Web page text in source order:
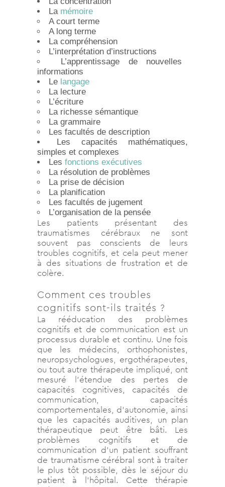
La mémoire
A court terme
A long terme
La compréhension
L’interprétation d’instructions
L’apprentissage de nouvelles
informations
Le langage
La lecture
L’écriture
La richesse sémantique
La grammaire
Les facultés de description
Les capacités mathématiques,
simples et complexes
Les fonctions exécutives
La résolution de problèmes
La prise de décision
La planification
Les facultés de jugement
L’organisation de la pensée
Les patients présentant des
traumatismes cérébraux ne sont
souvent pas conscients de leurs
troubles cognitifs, et cela peut mener
à des situations de frustration et de
colère.
Comment ces troubles
cognitifs sont-ils traités ?
La rééducation des problèmes
cognitifs et de communication est un
processus durable et continu. Une fois
que les médecins, orthophonistes,
neuropsychologues, ergothérapeutes,
ou tout autre thérapeute impliqué, ont
mesuré l’étendue des pertes de
capacités cognitives, capacités de
communication, capacités
comportementales, d’autonomie, ainsi
que les capacités auditives, un plan
thérapeutique peut être bâti. Les
problèmes cognitifs et de
communication d’un patient souffrant
de traumatisme cérébral sont à traiter
le plus tôt possible, dès le séjour du
patient à l’hôpital. Cette thérapie